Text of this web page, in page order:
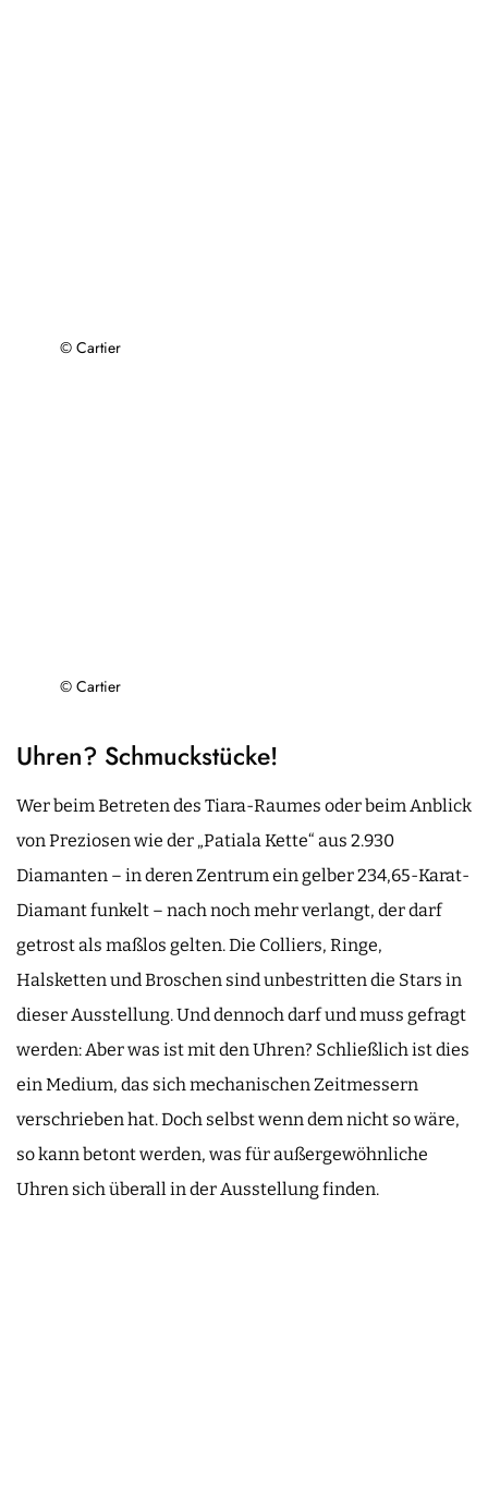
© Cartier
© Cartier
Uhren? Schmuckstücke!
Wer beim Betreten des Tiara-Raumes oder beim Anblick
von Preziosen wie der „Patiala Kette“ aus 2.930
Diamanten – in deren Zentrum ein gelber 234,65-Karat-
Diamant funkelt – nach noch mehr verlangt, der darf
getrost als maßlos gelten. Die Colliers, Ringe,
Halsketten und Broschen sind unbestritten die Stars in
dieser Ausstellung. Und dennoch darf und muss gefragt
werden: Aber was ist mit den Uhren? Schließlich ist dies
ein Medium, das sich mechanischen Zeitmessern
verschrieben hat. Doch selbst wenn dem nicht so wäre,
so kann betont werden, was für außergewöhnliche
Uhren sich überall in der Ausstellung finden.